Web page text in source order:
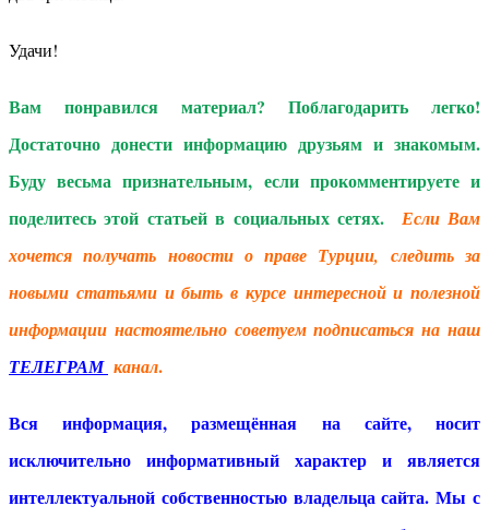
Удачи!
Вам понравился материал? Поблагодарить легко!
Достаточно донести информацию друзьям и знакомым.
Буду весьма признательным, если прокомментируете и
поделитесь этой статьей в социальных сетях.
Если Вам
хочется получать новости о праве Турции, следить за
новыми статьями и быть в курсе интересной и полезной
информации настоятельно советуем подписаться на наш
ТЕЛЕГРАМ канал.
Вся информация, размещённая на сайте, носит
исключительно информативный характер и является
интеллектуальной собственностью владельца сайта. Мы с